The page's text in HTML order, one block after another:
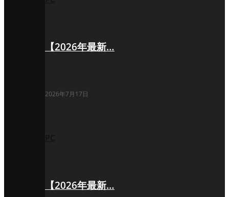
【2026年最新…
2026年7月17日
【2026年最新…